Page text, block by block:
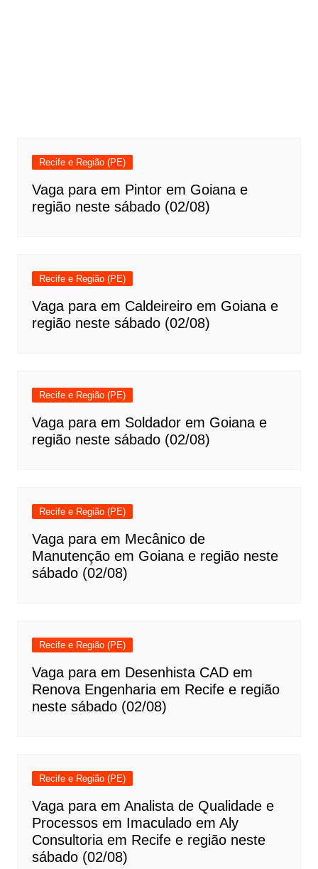
Recife e Região (PE)
Vaga para em Pintor em Goiana e
região neste sábado (02/08)
Recife e Região (PE)
Vaga para em Caldeireiro em Goiana e
região neste sábado (02/08)
Recife e Região (PE)
Vaga para em Soldador em Goiana e
região neste sábado (02/08)
Recife e Região (PE)
Vaga para em Mecânico de
Manutenção em Goiana e região neste
sábado (02/08)
Recife e Região (PE)
Vaga para em Desenhista CAD em
Renova Engenharia em Recife e região
neste sábado (02/08)
Recife e Região (PE)
Vaga para em Analista de Qualidade e
Processos em Imaculado em Aly
Consultoria em Recife e região neste
sábado (02/08)